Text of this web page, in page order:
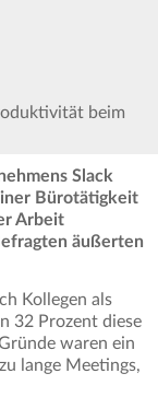
beim
Slack
Bürotätigkeit
Arbeit
äußerten
Kollegen als
32 Prozent diese
waren ein
lange Meetings,